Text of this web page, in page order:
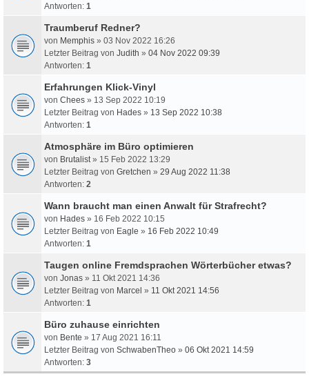
Antworten: 1
Traumberuf Redner?
von Memphis » 03 Nov 2022 16:26
Letzter Beitrag von Judith » 04 Nov 2022 09:39
Antworten: 1
Erfahrungen Klick-Vinyl
von Chees » 13 Sep 2022 10:19
Letzter Beitrag von Hades » 13 Sep 2022 10:38
Antworten: 1
Atmosphäre im Büro optimieren
von Brutalist» 15 Feb 2022 13:29
Letzter Beitrag von Gretchen » 29 Aug 2022 11:38
Antworten: 2
Wann braucht man einen Anwalt für Strafrecht?
von Hades » 16 Feb 2022 10:15
Letzter Beitrag von Eagle » 16 Feb 2022 10:49
Antworten: 1
Taugen online Fremdsprachen Wörterbücher etwas?
von Jonas » 11 Okt 2021 14:36
Letzter Beitrag von Marcel » 11 Okt 2021 14:56
Antworten: 1
Büro zuhause einrichten
von Bente » 17 Aug 2021 16:11
Letzter Beitrag von SchwabenTheo » 06 Okt 2021 14:59
Antworten: 3